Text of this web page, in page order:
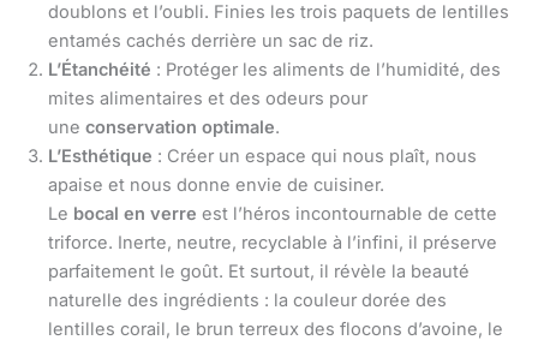
doublons et l’oubli. Finies les trois paquets de lentilles
entamés cachés derrière un sac de riz.
L’Étanchéité : Protéger les aliments de l’humidité, des
mites alimentaires et des odeurs pour
une conservation optimale.
L’Esthétique : Créer un espace qui nous plaît, nous
apaise et nous donne envie de cuisiner.
Le bocal en verre est l’héros incontournable de cette
triforce. Inerte, neutre, recyclable à l’infini, il préserve
parfaitement le goût. Et surtout, il révèle la beauté
naturelle des ingrédients : la couleur dorée des
lentilles corail, le brun terreux des flocons d’avoine, le